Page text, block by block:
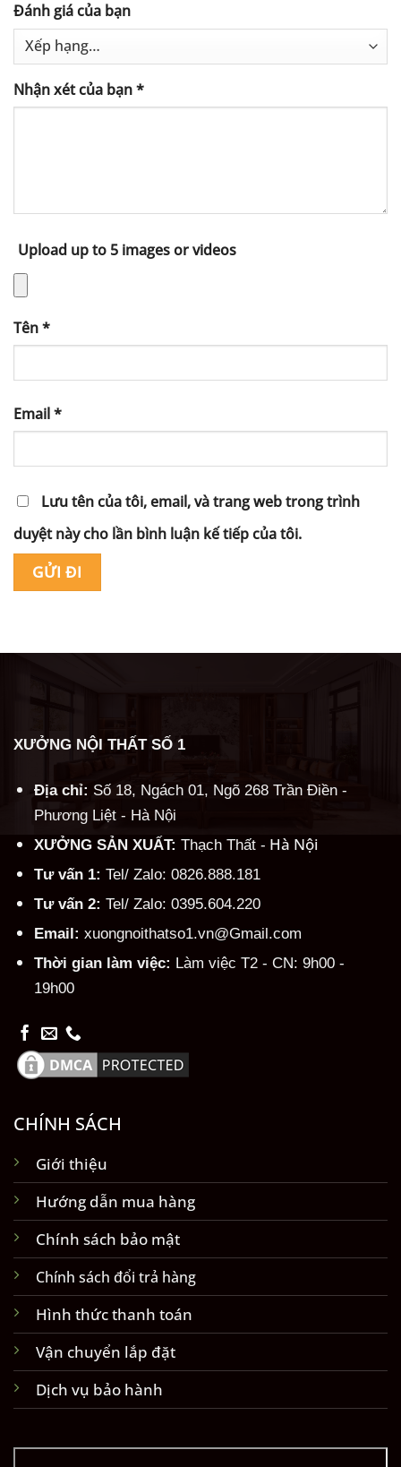
Đánh giá của bạn
Nhận xét của bạn*
Upload up to 5 images or videos
Tên*
Email*
Lưu tên của tôi, email, và trang web trong trình
duyệt này cho lần bình luận kế tiếp của tôi.
XƯỞNG NỘI THẤT SỐ 1
Địa chỉ: Số 18, Ngách 01, Ngõ 268 Trần Điền -
Phương Liệt - Hà Nội
XƯỞNG SẢN XUẤT: Thạch Thất - Hà Nội
Tư vấn 1: Tel/ Zalo: 0826.888.181
Tư vấn 2: Tel/ Zalo: 0395.604.220
Email: xuongnoithatso1.vn@Gmail.com
Thời gian làm việc: Làm việc T2 - CN: 9h00 -
19h00
CHÍNH SÁCH
Giới thiệu
Hướng dẫn mua hàng
Chính sách bảo mật
Chính sách đổi trả hàng
Hình thức thanh toán
Vận chuyển lắp đặt
Dịch vụ bảo hành